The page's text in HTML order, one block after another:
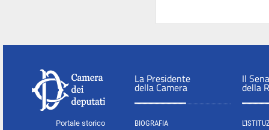
Portale storico
La Presidente
della Camera
BIOGRAFIA
Il
della